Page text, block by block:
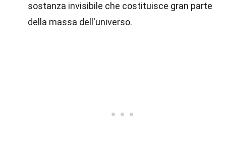
sostanza invisibile che costituisce gran parte
della massa dell'universo.